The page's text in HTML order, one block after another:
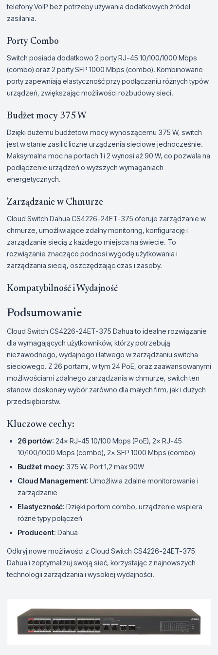
telefony VoIP bez potrzeby używania dodatkowych źródeł
zasilania.
Porty Combo
Switch posiada dodatkowo 2 porty RJ-45 10/100/1000 Mbps
(combo) oraz 2 porty SFP 1000 Mbps (combo). Kombinowane
porty zapewniają elastyczność przy podłączaniu różnych typów
urządzeń, zwiększając możliwości rozbudowy sieci.
Budżet mocy 375 W
Dzięki dużemu budżetowi mocy wynoszącemu 375 W, switch
jest w stanie zasilić liczne urządzenia sieciowe jednocześnie.
Maksymalna moc na portach 1 i 2 wynosi aż 90 W, co pozwala na
podłączenie urządzeń o wyższych wymaganiach
energetycznych.
Zarządzanie w Chmurze
Cloud Switch Dahua CS4226-24ET-375 oferuje zarządzanie w
chmurze, umożliwiające zdalny monitoring, konfigurację i
zarządzanie siecią z każdego miejsca na świecie. To
rozwiązanie znacząco podnosi wygodę użytkowania i
zarządzania siecią, oszczędzając czas i zasoby.
Kompatybilność i Wydajność
Podsumowanie
Cloud Switch CS4226-24ET-375 Dahua to idealne rozwiązanie
dla wymagających użytkowników, którzy potrzebują
niezawodnego, wydajnego i łatwego w zarządzaniu switcha
sieciowego. Z 26 portami, w tym 24 PoE, oraz zaawansowanymi
możliwościami zdalnego zarządzania w chmurze, switch ten
stanowi doskonały wybór zarówno dla małych firm, jak i dużych
przedsiębiorstw.
Kluczowe cechy:
26 portów: 24× RJ-45 10/100 Mbps (PoE), 2× RJ-45
10/100/1000 Mbps (combo), 2× SFP 1000 Mbps (combo)
Budżet mocy: 375 W, Port 1,2 max 90W
Cloud Management: Umożliwia zdalne monitorowanie i
zarządzanie
Elastyczność: Dzięki portom combo, urządzenie wspiera
różne typy połączeń
Producent: Dahua
Odkryj nowe możliwości z Cloud Switch CS4226-24ET-375
Dahua i zoptymalizuj swoją sieć, korzystając z najnowszych
technologii zarządzania i wysokiej wydajności.